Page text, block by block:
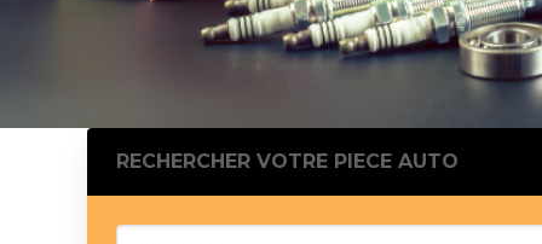
Bague
Bague
Calle
Chaine
RECHERCHER VOTRE PIECE AUTO